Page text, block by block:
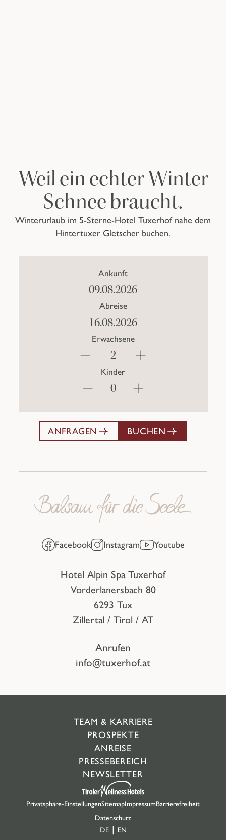
Winterurlaub im 5-Sterne-Hotel Tuxerhof nahe dem
Hintertuxer Gletscher buchen.
Weil ein echter Winter
Schnee braucht.
Ankunft
Abreise
Erwachsene
Kinder
ANFRAGEN BUCHEN
Facebook Instagram Youtube
Hotel Alpin Spa Tuxerhof
Vorderlanersbach 80
6293 Tux
Zillertal / Tirol / AT
Anrufen
info@tuxerhof.at
TEAM & KARRIERE
PROSPEKTE
ANREISE
PRESSEBEREICH
NEWSLETTER
Privatsphäre-EinstellungenSitemapImpressumBarrierefreiheit
Datenschutz
DE
EN